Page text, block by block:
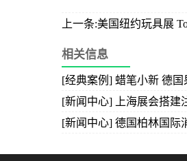
上一条:美国纽约玩具展
相关信息
[经典案例] 蜡笔小新 德国
[新闻中心] 上海展会搭建
[新闻中心] 德国柏林国际